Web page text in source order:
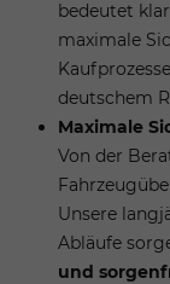
bedeutet
maximale
deutschem
Maximale
Von der
Unsere
Abläufe
und